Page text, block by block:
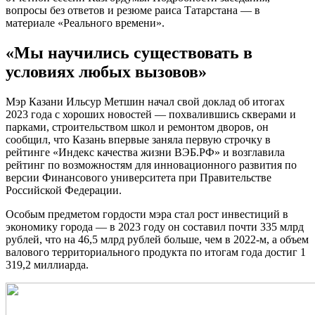
вопросы без ответов и резюме раиса Татарстана — в
материале «Реального времени».
«Мы научились существовать в
условиях любых вызовов»
Мэр Казани Ильсур Метшин начал свой доклад об итогах
2023 года с хороших новостей — похвалившись скверами и
парками, строительством школ и ремонтом дворов, он
сообщил, что Казань впервые заняла первую строчку в
рейтинге «Индекс качества жизни ВЭБ.РФ» и возглавила
рейтинг по возможностям для инновационного развития по
версии Финансового университета при Правительстве
Российской Федерации.
Особым предметом гордости мэра стал рост инвестиций в
экономику города — в 2023 году он составил почти 335 млрд
рублей, что на 46,5 млрд рублей больше, чем в 2022-м, а объем
валового территориального продукта по итогам года достиг 1
319,2 миллиарда.